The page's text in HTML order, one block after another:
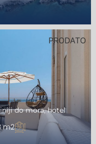
PRODATO
do mora, hotel
m2